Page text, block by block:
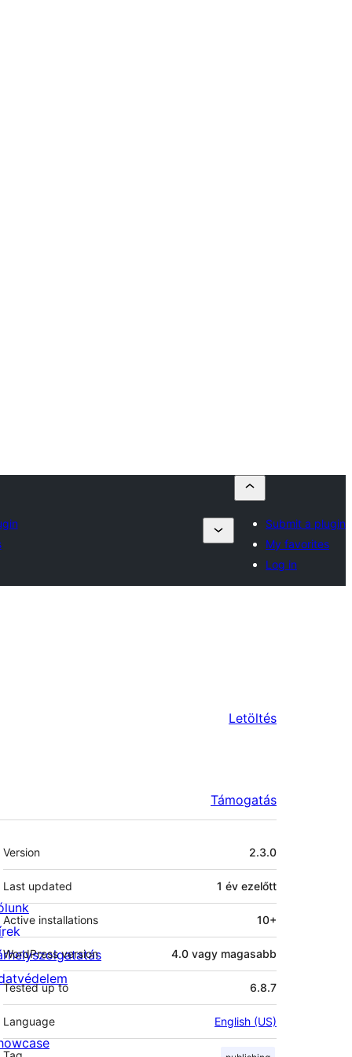
Submit a plugin
My favorites
Log in
Letöltés
Támogatás
Meta
Version 2.3.0
Last updated 1 év ezelőtt
Active installations 10+
WordPress version 4.0 vagy magasabb
Tested up to 6.8.7
Language English (US)